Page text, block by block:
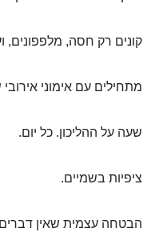
קונים רק חסה,
מתחילים עם אימוני
שעה על ההליכון. כל יום.
ציפיות בשמיים.
הבטחה עצמית שאין